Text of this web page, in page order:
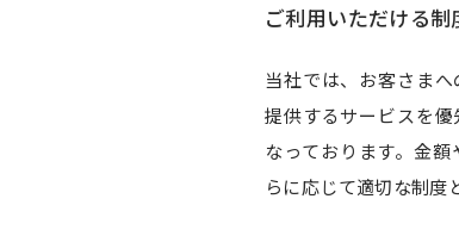
ご利用いただける制
当社では、お客さま
提供するサービスを
なっております。金
らに応じて適切な制度